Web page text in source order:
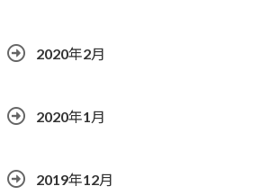
2020年2月
2020年1月
2019年12月